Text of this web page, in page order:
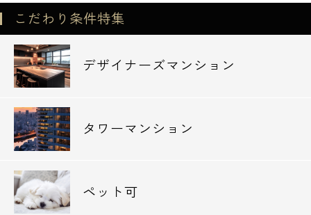
是非一度弊社「エスアールホーム」まで、
お気軽にお問い合わせ下さいませ。
皆様からのお問い合わせを社員一同、
心よりお待ち申しております。
こだわり条件特集
デザイナーズマンション
タワーマンション
ペット可